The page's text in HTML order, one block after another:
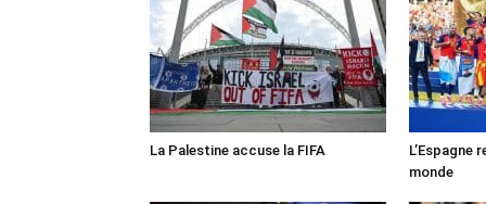
La Palestine accuse la FIFA
L’Espagne
monde